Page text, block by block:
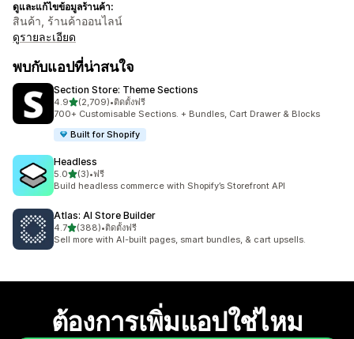
ดูและแก้ไขข้อมูลร้านค้า:
สินค้า, ร้านค้าออนไลน์
ดูรายละเอียด
พบกับแอปที่น่าสนใจ
Section Store: Theme Sections
4.9เต็ม 5 ดาว
(2,709)
ทั้งหมด 2709 รีวิว
•ติดตั้งฟรี
700+ Customisable Sections. + Bundles, Cart Drawer & Blocks
Built for Shopify
Headless
5.0เต็ม 5 ดาว
(3)
ทั้งหมด 3 รีวิว
•ฟรี
Build headless commerce with Shopify’s Storefront API
Atlas: AI Store Builder
4.7เต็ม 5 ดาว
(388)
ทั้งหมด 388 รีวิว
•ติดตั้งฟรี
Sell more with AI-built pages, smart bundles, & cart upsells.
ต้องการเพิ่มแอปใช่ไหม